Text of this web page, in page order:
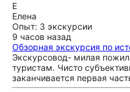
Е
Елена
Опыт: 3 экскурсии
9 часов назад
Обзорная экскурсия по
Экскурсовод- милая
туристам. Чисто
заканчивается первая